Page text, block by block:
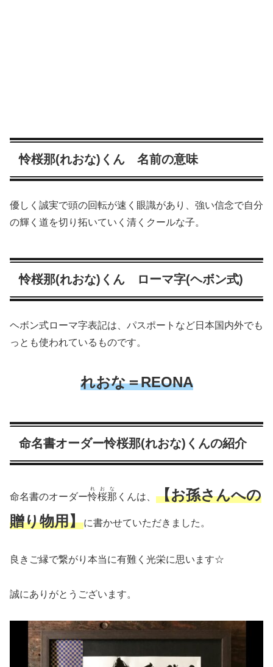
怜桜那(れおな)くん 名前の意味
優しく誠実で頭の回転が速く眼識があり、強い信念で自分
の輝く道を切り拓いていく清くクールな子。
怜桜那(れおな)くん ローマ字(ヘボン式)
ヘボン式ローマ字表記は、パスポートなど日本国内外でも
っとも使われているものです。
れおな＝REONA
命名書オーダー怜桜那(れおな)くんの紹介
命名書のオーダー怜桜那
れおな
くんは、 【お孫さんへの
贈り物用】に書かせていただきました。
良きご縁で繋がり本当に有難く光栄に思います☆
誠にありがとうございます。